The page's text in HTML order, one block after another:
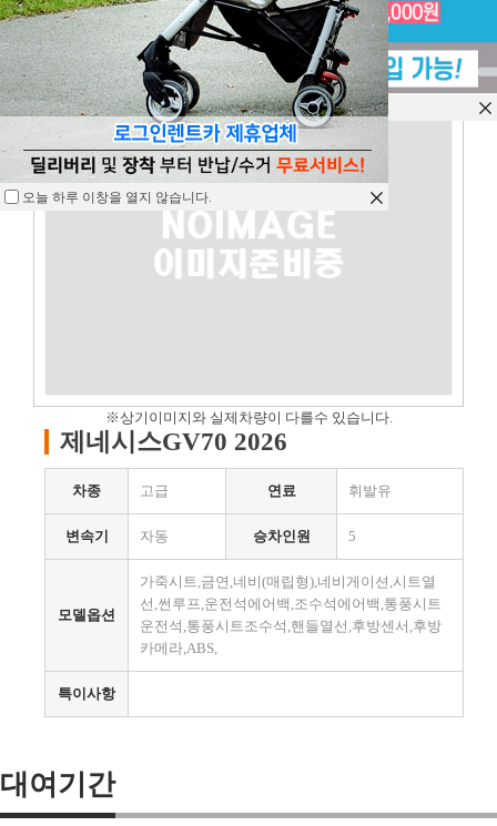
렌트카 예약하기
※상기이미지와 실제차량이 다를수 있습니다.
제네시스GV70 2026
차종 고급 연료 휘발유
변속기 자동 승차인원 5
모델옵션
가죽시트,금연,네비(매립형),네비게이션,시트열
선,썬루프,운전석에어백,조수석에어백,통풍시트
운전석,통풍시트조수석,핸들열선,후방센서,후방
카메라,ABS,
특이사항
대여기간
오늘 하루 이창을 열지 않습니다.
오늘 하루 이창을 열지 않습니다.
오늘 하루 이창을 열지 않습니다.